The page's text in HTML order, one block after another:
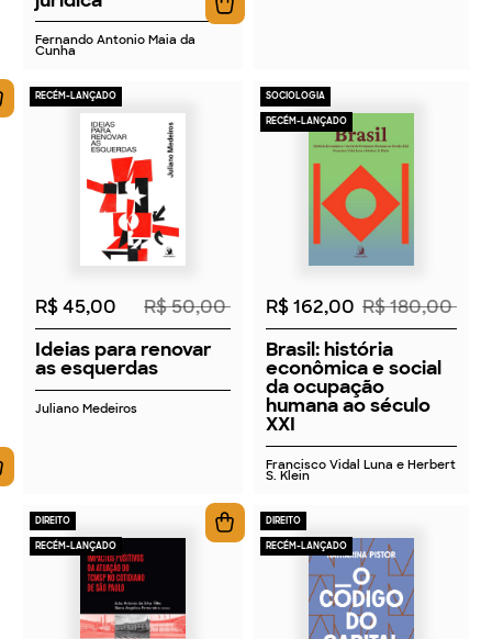
Fernando Antonio Maia da
Cunha
RECÉM-LANÇADO
2026
R$ 45,00
R$ 50,00
Ideias para renovar
as esquerdas
Juliano Medeiros
SOCIOLOGIA
RECÉM-LANÇADO
2026
R$ 162,00 R$ 180,00
Brasil: história
econômica e social
da ocupação
humana ao século
XXI
Francisco Vidal Luna e Herbert
S. Klein
DIREITO
RECÉM-LANÇADO
2026
DIREITO
RECÉM-LANÇADO
2026